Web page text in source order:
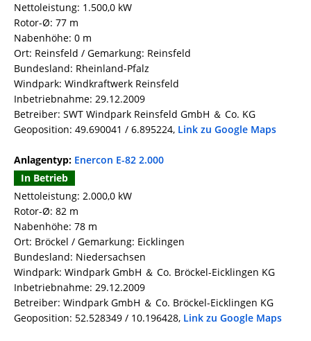
Nettoleistung: 1.500,0 kW
Rotor-Ø: 77 m
Nabenhöhe: 0 m
Ort: Reinsfeld / Gemarkung: Reinsfeld
Bundesland: Rheinland-Pfalz
Windpark: Windkraftwerk Reinsfeld
Inbetriebnahme: 29.12.2009
Betreiber: SWT Windpark Reinsfeld GmbH ＆ Co. KG
Geoposition: 49.690041 / 6.895224, Link zu Google Maps
Anlagentyp: Enercon E-82 2.000
In Betrieb
Nettoleistung: 2.000,0 kW
Rotor-Ø: 82 m
Nabenhöhe: 78 m
Ort: Bröckel / Gemarkung: Eicklingen
Bundesland: Niedersachsen
Windpark: Windpark GmbH ＆ Co. Bröckel-Eicklingen KG
Inbetriebnahme: 29.12.2009
Betreiber: Windpark GmbH ＆ Co. Bröckel-Eicklingen KG
Geoposition: 52.528349 / 10.196428, Link zu Google Maps